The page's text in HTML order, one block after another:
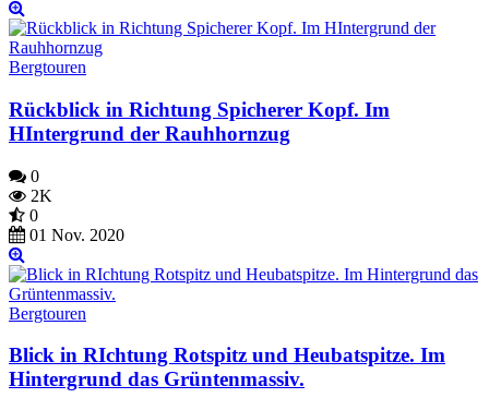
Bergtouren
Rückblick in Richtung Spicherer Kopf. Im
HIntergrund der Rauhhornzug
0
2K
0
01 Nov. 2020
Bergtouren
Blick in RIchtung Rotspitz und Heubatspitze. Im
Hintergrund das Grüntenmassiv.